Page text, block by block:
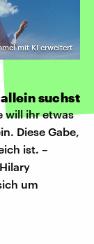
mit KI erweitert
suchst
will ihr etwas
Diese Gabe,
ist. –
um